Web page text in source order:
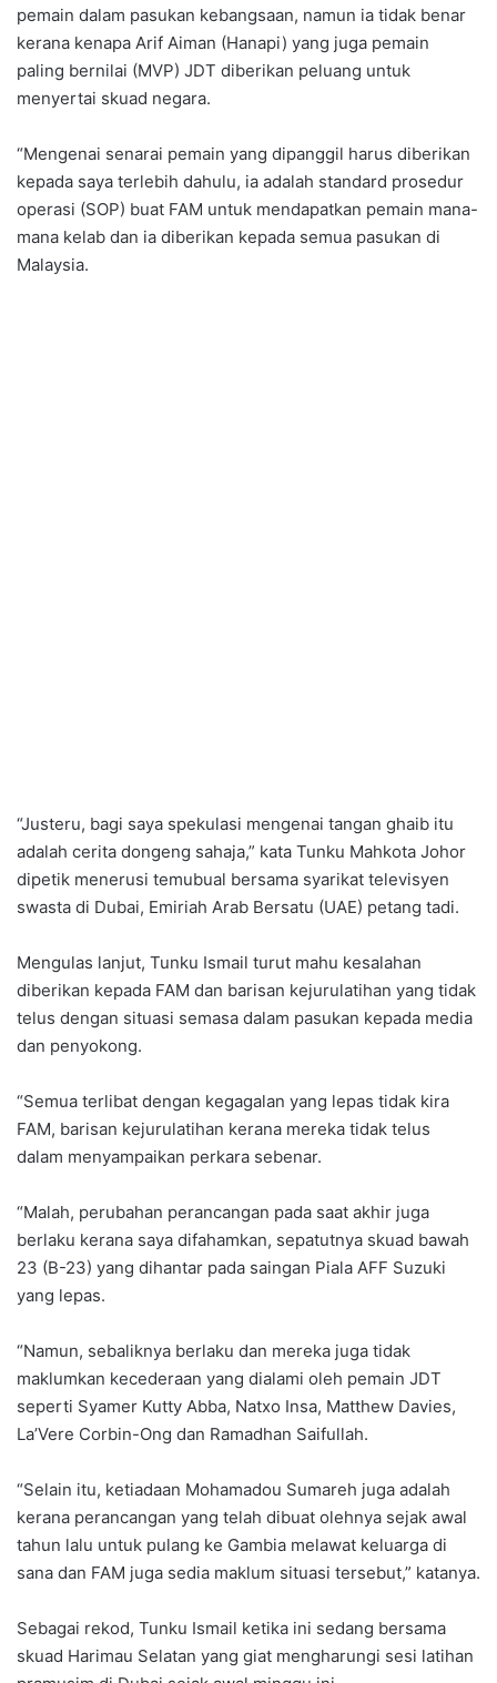
pemain dalam pasukan kebangsaan, namun ia tidak benar
kerana kenapa Arif Aiman (Hanapi) yang juga pemain
paling bernilai (MVP) JDT diberikan peluang untuk
menyertai skuad negara.
“Mengenai senarai pemain yang dipanggil harus diberikan
kepada saya terlebih dahulu, ia adalah standard prosedur
operasi (SOP) buat FAM untuk mendapatkan pemain mana-
mana kelab dan ia diberikan kepada semua pasukan di
Malaysia.
“Justeru, bagi saya spekulasi mengenai tangan ghaib itu
adalah cerita dongeng sahaja,” kata Tunku Mahkota Johor
dipetik menerusi temubual bersama syarikat televisyen
swasta di Dubai, Emiriah Arab Bersatu (UAE) petang tadi.
Mengulas lanjut, Tunku Ismail turut mahu kesalahan
diberikan kepada FAM dan barisan kejurulatihan yang tidak
telus dengan situasi semasa dalam pasukan kepada media
dan penyokong.
“Semua terlibat dengan kegagalan yang lepas tidak kira
FAM, barisan kejurulatihan kerana mereka tidak telus
dalam menyampaikan perkara sebenar.
“Malah, perubahan perancangan pada saat akhir juga
berlaku kerana saya difahamkan, sepatutnya skuad bawah
23 (B-23) yang dihantar pada saingan Piala AFF Suzuki
yang lepas.
“Namun, sebaliknya berlaku dan mereka juga tidak
maklumkan kecederaan yang dialami oleh pemain JDT
seperti Syamer Kutty Abba, Natxo Insa, Matthew Davies,
La’Vere Corbin-Ong dan Ramadhan Saifullah.
“Selain itu, ketiadaan Mohamadou Sumareh juga adalah
kerana perancangan yang telah dibuat olehnya sejak awal
tahun lalu untuk pulang ke Gambia melawat keluarga di
sana dan FAM juga sedia maklum situasi tersebut,” katanya.
Sebagai rekod, Tunku Ismail ketika ini sedang bersama
skuad Harimau Selatan yang giat mengharungi sesi latihan